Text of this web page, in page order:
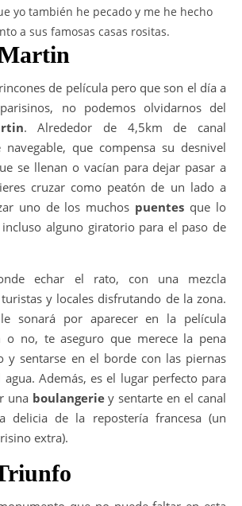
yo también he pecado y me he hecho
a sus famosas casas rositas.
de película pero que son el día a
no podemos olvidarnos del
. Alrededor de 4,5km de canal
navegable, que compensa su desnivel
se llenan o vacían para dejar pasar a
cruzar como peatón de un lado a
uno de los muchos puentes que lo
incluso alguno giratorio para el paso de
echar el rato, con una mezcla
y locales disfrutando de la zona.
sonará por aparecer en la película
o no, te aseguro que merece la pena
y sentarse en el borde con las piernas
Además, es el lugar perfecto para
una boulangeriey sentarte en el canal
delicia de la repostería francesa (un
extra).